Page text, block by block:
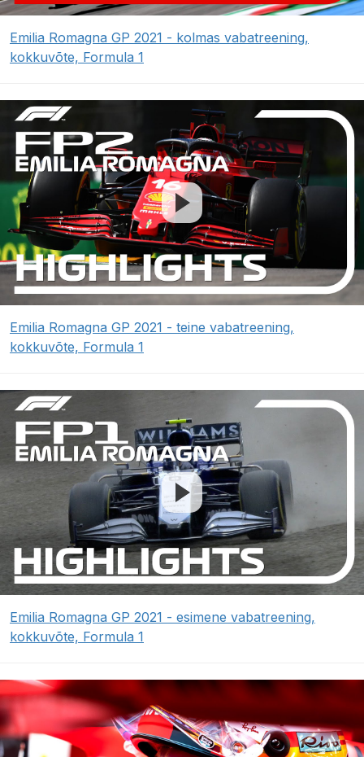
Emilia Romagna GP 2021 - kolmas vabatreening,
kokkuvõte, Formula 1
Emilia Romagna GP 2021 - teine vabatreening,
kokkuvõte, Formula 1
Emilia Romagna GP 2021 - esimene vabatreening,
kokkuvõte, Formula 1